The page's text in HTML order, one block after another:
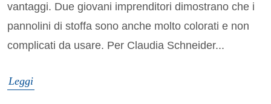
vantaggi. Due giovani imprenditori dimostrano che i
pannolini di stoffa sono anche molto colorati e non
complicati da usare. Per Claudia Schneider...
Leggi